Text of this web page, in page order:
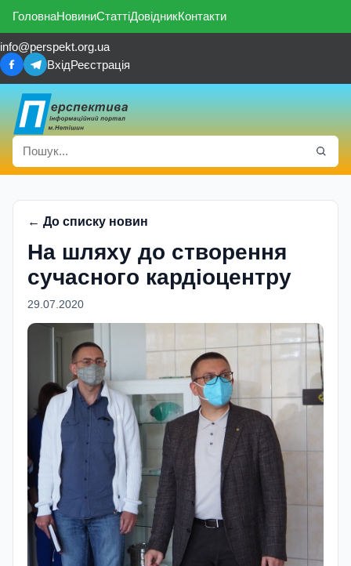
ГоловнаНовиниСтаттіДовідникКонтакти
info@perspekt.org.ua
ВхідРеєстрація
← До списку новин
На шляху до створення
сучасного кардіоцентру
29.07.2020